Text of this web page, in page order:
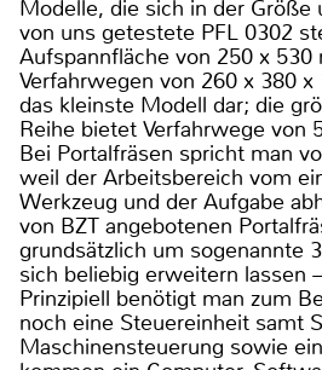
Modelle, die sich in der Größe
von uns getestete PFL 0302
Aufspannfläche von 250 x 530
Verfahrwegen von 260 x 380 x
das kleinste Modell dar; die
Reihe bietet Verfahrwege von
Bei Portalfräsen spricht man
weil der Arbeitsbereich vom
Werkzeug und der Aufgabe
von BZT angebotenen
grundsätzlich um sogenannte
sich beliebig erweitern lassen
Prinzipiell benötigt man zum
noch eine Steuereinheit samt
Maschinensteuerung sowie